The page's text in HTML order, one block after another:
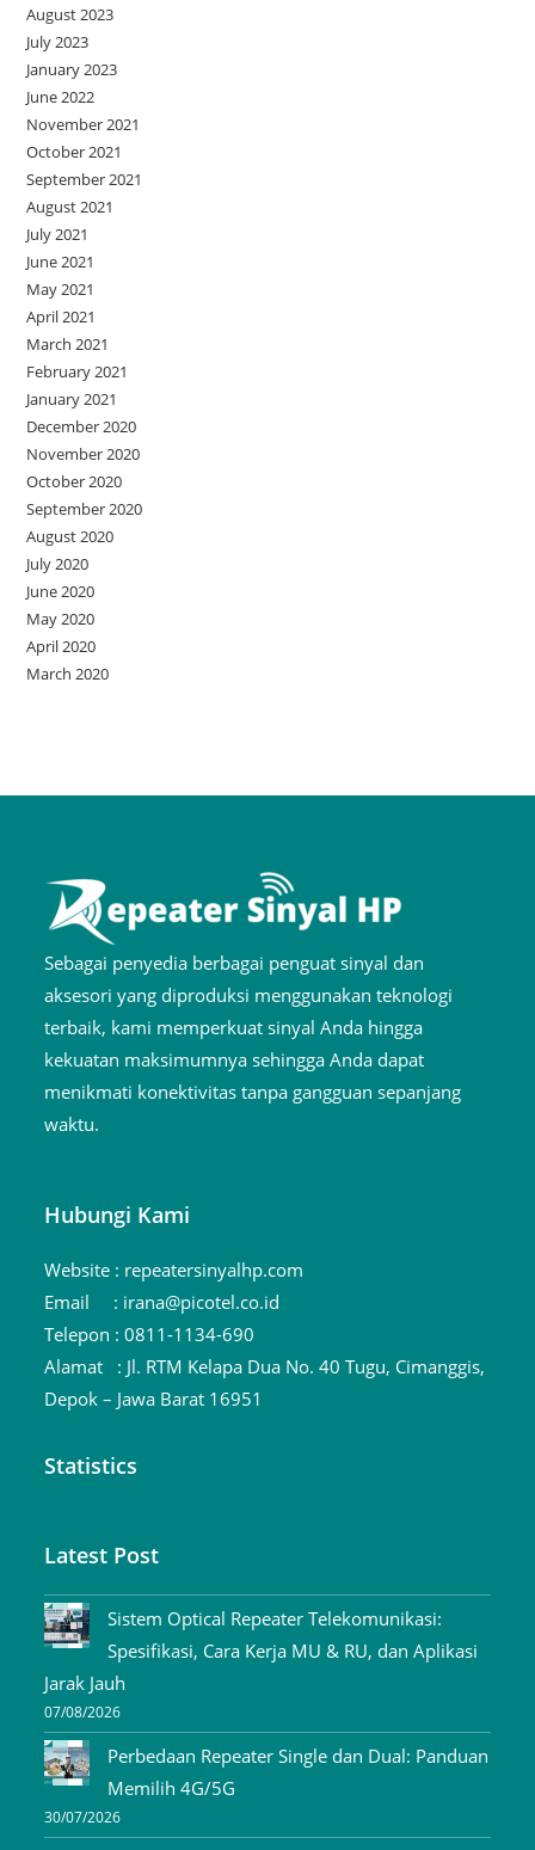
August 2023
July 2023
January 2023
June 2022
November 2021
October 2021
September 2021
August 2021
July 2021
June 2021
May 2021
April 2021
March 2021
February 2021
January 2021
December 2020
November 2020
October 2020
September 2020
August 2020
July 2020
June 2020
May 2020
April 2020
March 2020
Sebagai penyedia berbagai penguat sinyal dan
aksesori yang diproduksi menggunakan teknologi
terbaik, kami memperkuat sinyal Anda hingga
kekuatan maksimumnya sehingga Anda dapat
menikmati konektivitas tanpa gangguan sepanjang
waktu.
Hubungi Kami
Website : repeatersinyalhp.com
Email : irana@picotel.co.id
Telepon :0811-1134-690
Alamat : Jl. RTM Kelapa Dua No. 40 Tugu, Cimanggis,
Depok – Jawa Barat 16951
Statistics
Latest Post
Sistem Optical Repeater Telekomunikasi:
Spesifikasi, Cara Kerja MU & RU, dan Aplikasi
Jarak Jauh
07/08/2026
Perbedaan Repeater Single dan Dual: Panduan
Memilih 4G/5G
30/07/2026